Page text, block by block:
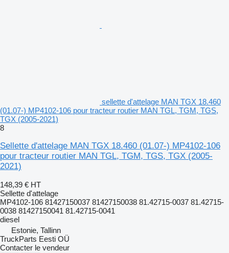
sellette d'attelage MAN TGX 18.460
(01.07-) MP4102-106 pour tracteur routier MAN TGL, TGM, TGS,
TGX (2005-2021)
8
Sellette d'attelage MAN TGX 18.460 (01.07-) MP4102-106
pour tracteur routier MAN TGL, TGM, TGS, TGX (2005-
2021)
148,39 € HT
Sellette d'attelage
MP4102-106 81427150037 81427150038 81.42715-0037 81.42715-
0038 81427150041 81.42715-0041
diesel
Estonie, Tallinn
TruckParts Eesti OÜ
Contacter le vendeur